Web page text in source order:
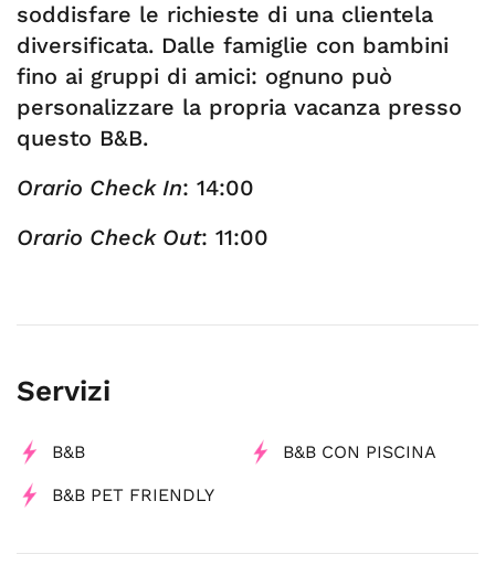
soddisfare le richieste di una clientela
diversificata. Dalle famiglie con bambini
fino ai gruppi di amici: ognuno può
personalizzare la propria vacanza presso
questo B&B.
Orario Check In: 14:00
Orario Check Out: 11:00
Servizi
B&B B&B CON PISCINA
B&B PET FRIENDLY